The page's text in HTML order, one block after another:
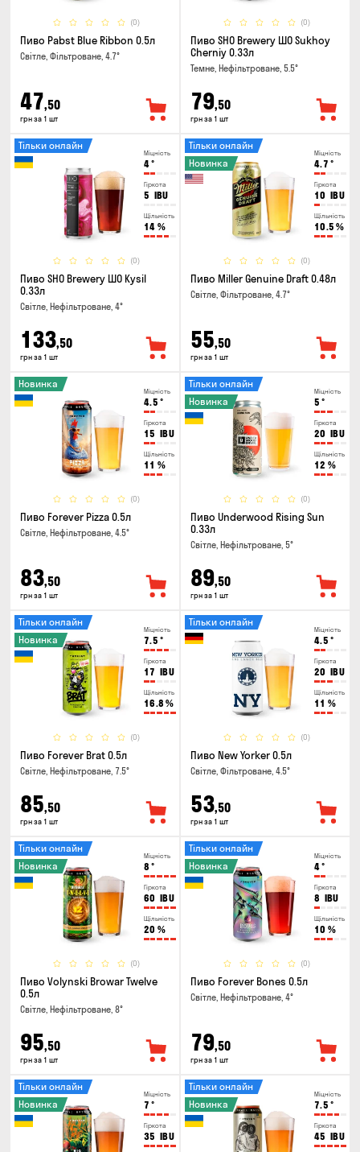
(0)
Пиво Pabst Blue Ribbon 0.5л
Світле, Фільтроване, 4.7°
47,50
грн за 1 шт
(0)
Пиво SHO Brewery ШО Sukhoy
Cherniy 0.33л
Темне, Нефільтроване, 5.5°
79,50
грн за 1 шт
Міцність
4°
Гіркота
5 IBU
Щільність
14 %
(0)
Тільки онлайн
Пиво SHO Brewery ШО Kysil
0.33л
Світле, Нефільтроване, 4°
133,50
грн за 1 шт
Міцність
4.7 °
Гіркота
10 IBU
Щільність
10.5 %
(0)
Тільки онлайн
Новинка
Пиво Miller Genuine Draft 0.48л
Світле, Фільтроване, 4.7°
55,50
грн за 1 шт
Міцність
4.5 °
Гіркота
15 IBU
Щільність
11 %
(0)
Новинка
Пиво Forever Pizza 0.5л
Світле, Нефільтроване, 4.5°
83,50
грн за 1 шт
Міцність
5 °
Гіркота
20 IBU
Щільність
12 %
(0)
Тільки онлайн
Новинка
Пиво Underwood Rising Sun
0.33л
Світле, Нефільтроване, 5°
89,50
грн за 1 шт
Міцність
7.5 °
Гіркота
17 IBU
Щільність
16.8 %
(0)
Тільки онлайн
Новинка
Пиво Forever Brat 0.5л
Світле, Нефільтроване, 7.5°
85,50
грн за 1 шт
Міцність
4.5 °
Гіркота
20 IBU
Щільність
11 %
(0)
Тільки онлайн
Пиво New Yorker 0.5л
Світле, Фільтроване, 4.5°
53,50
грн за 1 шт
Міцність
8 °
Гіркота
60 IBU
Щільність
20 %
(0)
Тільки онлайн
Новинка
Пиво Volynski Browar Twelve
0.5л
Світле, Нефільтроване, 8°
95,50
грн за 1 шт
Міцність
4°
Гіркота
8 IBU
Щільність
10 %
(0)
Тільки онлайн
Новинка
Пиво Forever Bones 0.5л
Світле, Нефільтроване, 4°
79,50
грн за 1 шт
Міцність
7 °
Гіркота
35 IBU
Тільки онлайн
Новинка
Міцність
7.5 °
Гіркота
45 IBU
Тільки онлайн
Новинка